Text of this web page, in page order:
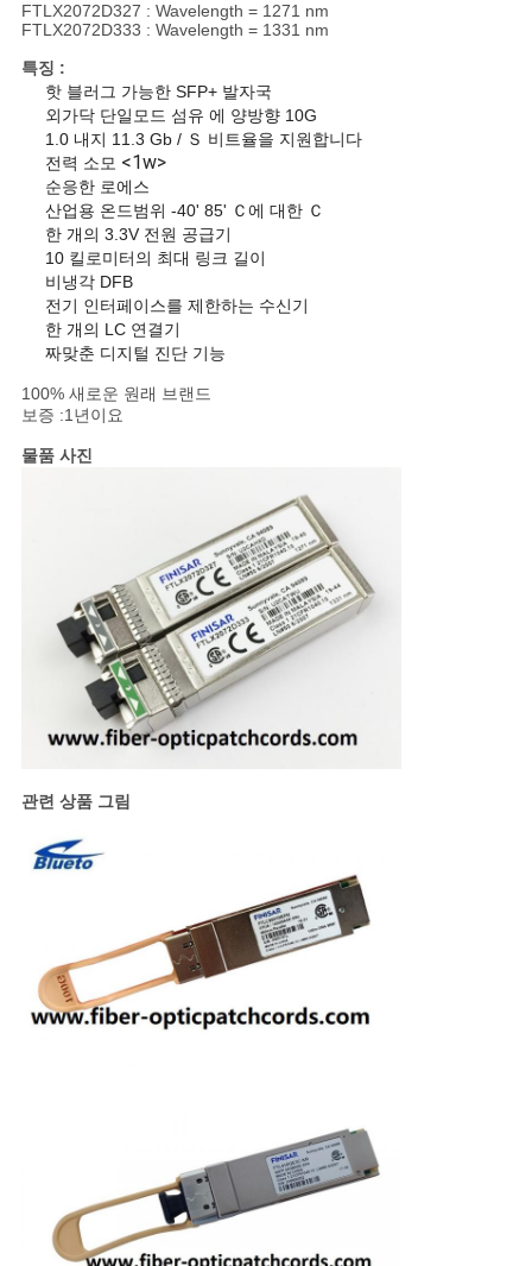
인
용
문
을
요
구
하
세
요
PRIVACY
FTLX2072D327 : Wavelength = 1271 nm
FTLX2072D333 : Wavelength = 1331 nm
특징 :
핫 블러그 가능한 SFP+ 발자국
외가닥 단일모드 섬유 에 양방향 10G
1.0 내지 11.3 Gb / Ｓ 비트율을 지원합니다
전력 소모 <1w>
순응한 로에스
산업용 온드범위 -40' 85' Ｃ에 대한 Ｃ
한 개의 3.3V 전원 공급기
10 킬로미터의 최대 링크 길이
비냉각 DFB
전기 인터페이스를 제한하는 수신기
한 개의 LC 연결기
짜맞춘 디지털 진단 기능
100% 새로운 원래 브랜드
보증 :1년이요
물품 사진
관련 상품 그림